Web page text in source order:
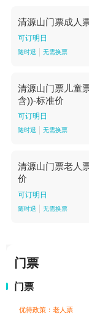
清源山门票成人
可订明日
随时退 无需换票
清源山门票儿童
含))-标准价
可订明日
随时退 无需换票
清源山门票老人
价
可订明日
随时退 无需换票
门票
门票
优待政策：老人票